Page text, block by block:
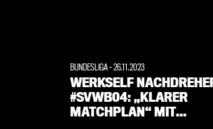
BUNDESLIGA-26.11.2023
WERKSELF
#SVWB04: „KLARER
MATCHPLAN“ MIT